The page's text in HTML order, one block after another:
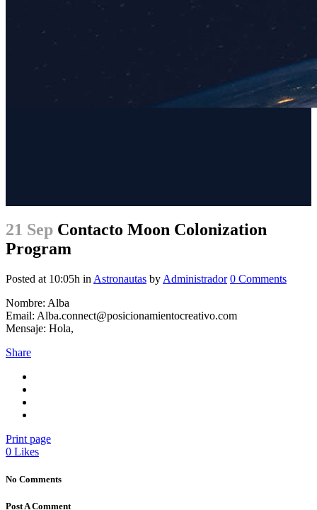
21 Sep Contacto Moon Colonization
Program
Posted at 10:05h in Astronautas by Administrador 0 Comments
Nombre: Alba
Email: Alba.connect@posicionamientocreativo.com
Mensaje: Hola,
Share
Print page
0 Likes
No Comments
Post A Comment